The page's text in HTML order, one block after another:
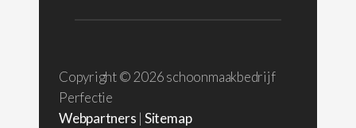
Copyright © 2026 schoonmaakbedrijf
Perfectie
Webpartners | Sitemap